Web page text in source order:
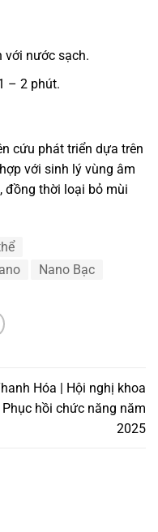
với nước sạch.
– 2 phút.
cứu phát triển dựa trên
với sinh lý vùng âm
đồng thời loại bỏ mùi
Nano Bạc
Hóa | Hội nghị khoa
Phục hồi chức năng năm
2025